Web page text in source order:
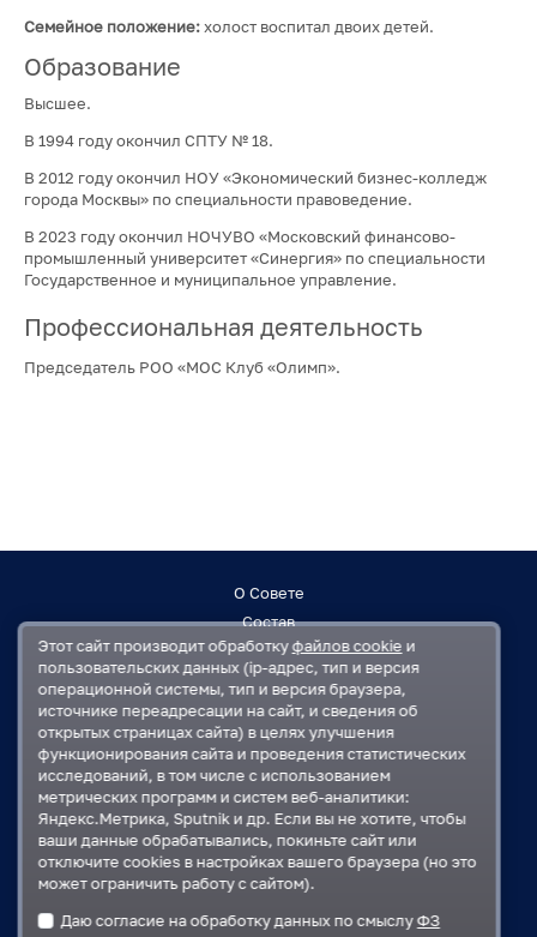
Семейное положение:холост воспитал двоих детей.
Образование
Высшее.
В 1994 году окончил СПТУ № 18.
В 2012 году окончил НОУ «Экономический бизнес-колледж
города Москвы» по специальности правоведение.
В 2023 году окончил НОЧУВО «Московский финансово-
промышленный университет «Синергия» по специальности
Государственное и муниципальное управление.
Профессиональная деятельность
Председатель РОО «МОС Клуб «Олимп».
О Совете
Состав
Заседания
Контакты
Регламент
План работ
Решения
Государственная Дума
Московская областная Дума
Администрация Одинцовского городского округа
Этот сайт производит обработкуфайлов cookie и
пользовательских данных (ip-адрес, тип и версия
операционной системы, тип и версия браузера,
источнике переадресации на сайт, и сведения об
открытых страницах сайта) в целях улучшения
функционирования сайта и проведения статистических
исследований, в том числе с использованием
метрических программ и систем веб-аналитики:
Яндекс.Метрика, Sputnik и др. Если вы не хотите, чтобы
ваши данные обрабатывались, покиньте сайт или
отключите cookies в настройках вашего браузера (но это
может ограничить работу с сайтом).
Даю согласие на обработку данных по смыслуФЗ